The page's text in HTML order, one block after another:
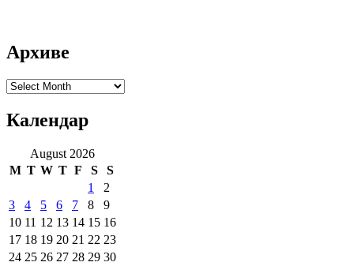
Архиве
Архиве
Календар
August 2026
M T W T F S
S
1
2
3
4 5 6 7 8
9
10 11 12 13 14 15 16
17 18 19 20 21 22 23
24 25 26 27 28 29 30